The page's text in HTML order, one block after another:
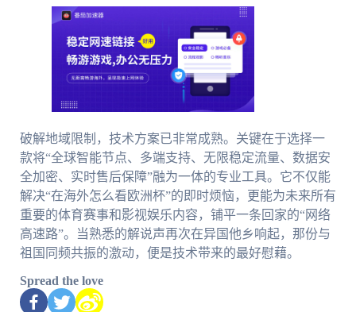
破解地域限制，技术方案已非常成熟。关键在于选择一
款将“全球智能节点、多端支持、无限稳定流量、数据安
全加密、实时售后保障”融为一体的专业工具。它不仅能
解决“在海外怎么看欧洲杯”的即时烦恼，更能为未来所有
重要的体育赛事和影视娱乐内容，铺平一条回家的“网络
高速路”。当熟悉的解说声再次在异国他乡响起，那份与
祖国同频共振的激动，便是技术带来的最好慰藉。
Spread the love